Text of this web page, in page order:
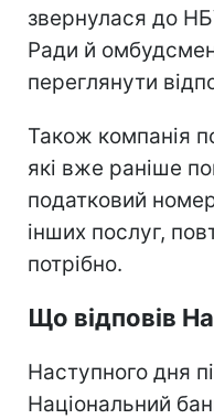
звернулася до
Ради й
переглянути
Також компанія
які вже раніше
податковий
інших послуг,
потрібно.
Що відповів
Наступного дня
Національний